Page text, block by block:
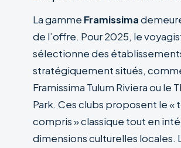
La gamme Framissima
de l’offre. Pour 2025, le
sélectionne des
stratégiquement situés,
Framissima Tulum Riviera ou le
Park. Ces clubs proposent le «
compris » classique tout en
dimensions culturelles locales.